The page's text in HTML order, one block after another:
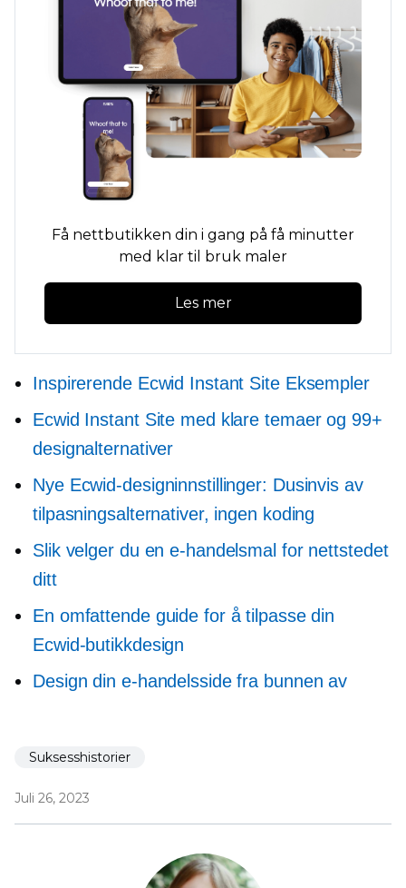
Få nettbutikken din i gang på få minutter
med klar til bruk maler
Les mer
Inspirerende Ecwid Instant Site Eksempler
Ecwid Instant Site med klare temaer og 99+
designalternativer
Nye Ecwid-designinnstillinger: Dusinvis av
tilpasningsalternativer, ingen koding
Slik velger du en e-handelsmal for nettstedet
ditt
En omfattende guide for å tilpasse din
Ecwid-butikkdesign
Design din e-handelsside fra bunnen av
Suksesshistorier
Juli 26, 2023